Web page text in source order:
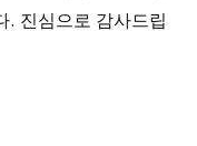
. 진심으로 감사드립